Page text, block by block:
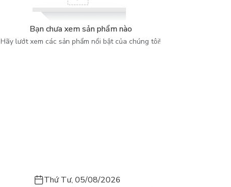
Bạn chưa xem sản phẩm nào
Hãy lướt xem các sản phẩm nổi bật của chúng tôi!
Thứ Tư, 05/08/2026